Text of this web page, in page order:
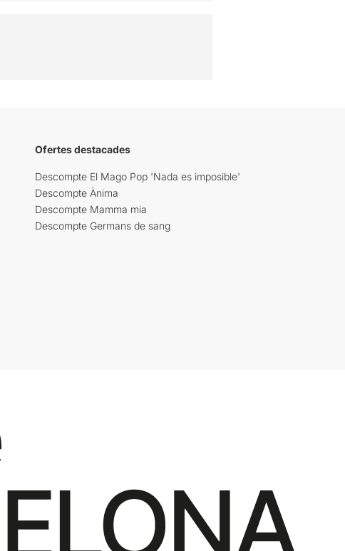
Ofertes destacades
Descompte El Mago Pop 'Nada es imposible'
Descompte Ànima
Descompte Mamma mia
Descompte Germans de sang